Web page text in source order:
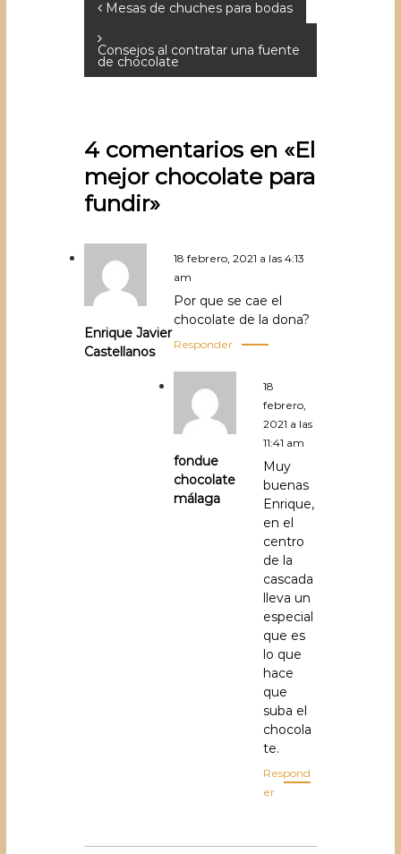
N
a
v
g
a
c
n
d
e
Mesas de chuches para bodas
Consejos al contratar una fuente
de chocolate
4 comentarios en «El
mejor chocolate para
fundir»
Enrique Javier
Castellanos
18 febrero, 2021 a las 4:13
am
Por que se cae el
chocolate de la dona?
Responder
fondue
chocolate
málaga
18
febrero,
2021 a las
11:41 am
Muy
buenas
Enrique,
en el
centro
de la
cascada
lleva un
especial
que es
lo que
hace
que
suba el
chocola
te.
Respond
er